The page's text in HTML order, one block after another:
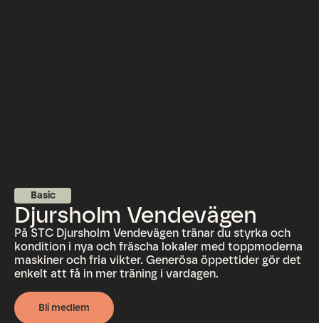
Basic
Djursholm Vendevägen
På STC Djursholm Vendevägen tränar du styrka och
kondition i nya och fräscha lokaler med toppmoderna
maskiner och fria vikter. Generösa öppettider gör det
enkelt att få in mer träning i vardagen.
Bli medlem